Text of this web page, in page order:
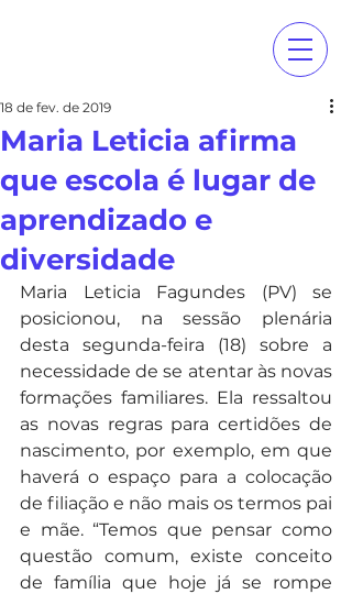
Maria Leticia afirma
que escola é lugar de
aprendizado e
diversidade
18 de fev. de 2019
Maria Leticia Fagundes (PV) se
posicionou, na sessão plenária
desta segunda-feira (18) sobre a
necessidade de se atentar às novas
formações familiares. Ela ressaltou
as novas regras para certidões de
nascimento, por exemplo, em que
haverá o espaço para a colocação
de filiação e não mais os termos pai
e mãe. “Temos que pensar como
questão comum, existe conceito
de família que hoje já se rompe